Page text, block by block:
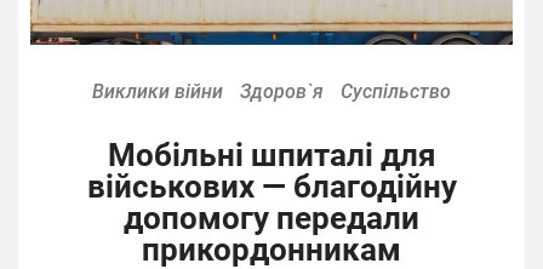
Виклики війни Здоров`я Суспільство
Мобільні шпиталі для
військових — благодійну
допомогу передали
прикордонникам